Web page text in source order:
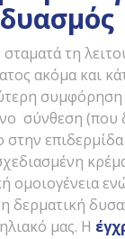
τη
ακόμα και
σύνθεση (που
στην
δερματική
μας. Η